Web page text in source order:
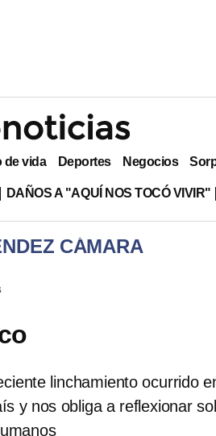
de vida Deportes Negocios
DAÑOS A "AQUÍ NOS TOCÓ VIVIR"
CÁMARA
linchamiento ocurrido
y nos obliga a reflexionar